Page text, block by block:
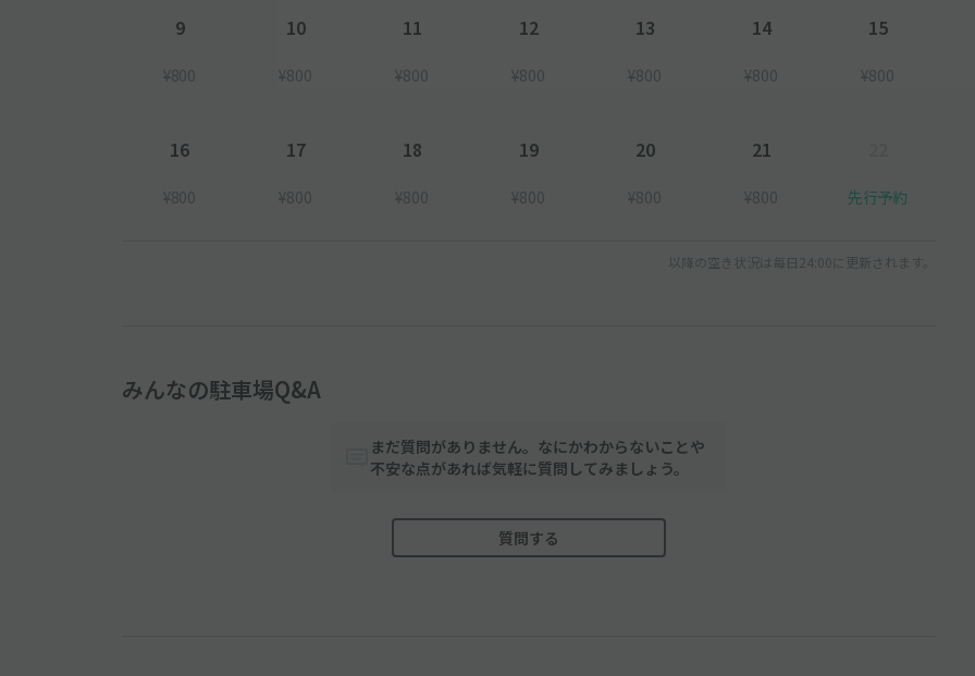
9
¥800
10
¥800
11
¥800
12
¥800
13
¥800
14
¥800
15
¥800
16
¥800
17
¥800
18
¥800
19
¥800
20
¥800
21
¥800 先行予約
以降の空き状況は毎日24:00に更新されます。
みんなの駐車場Q&A
まだ質問がありません。なにかわからないことや
不安な点があれば気軽に質問してみましょう。
質問する